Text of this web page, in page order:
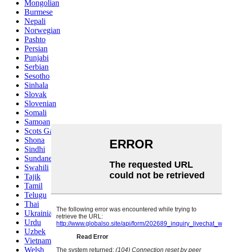
Mongolian
Burmese
Nepali
Norwegian
Pashto
Persian
Punjabi
Serbian
Sesotho
Sinhala
Slovak
Slovenian
Somali
Samoan
Scots Gaelic
Shona
Sindhi
Sundanese
Swahili
Tajik
Tamil
Telugu
Thai
Ukrainian
Urdu
Uzbek
Vietnamese
Welsh